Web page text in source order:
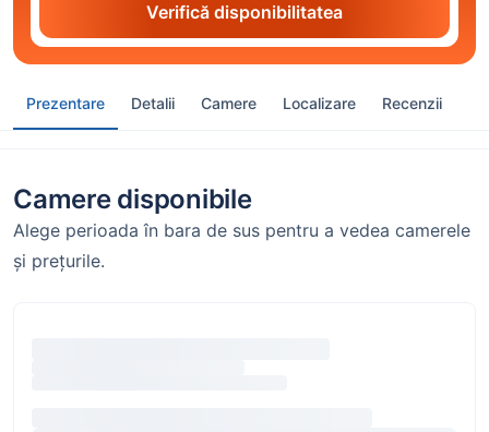
Verifică disponibilitatea
Prezentare Detalii Camere Localizare Recenzii
Camere disponibile
Alege perioada în bara de sus pentru a vedea camerele
și prețurile.